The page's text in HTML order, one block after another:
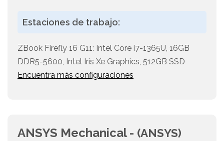
Estaciones de trabajo:
ZBook Firefly 16 G11: Intel Core i7-1365U, 16GB
DDR5-5600, Intel Iris Xe Graphics, 512GB SSD
Encuentra más configuraciones
ANSYS Mechanical - (ANSYS)